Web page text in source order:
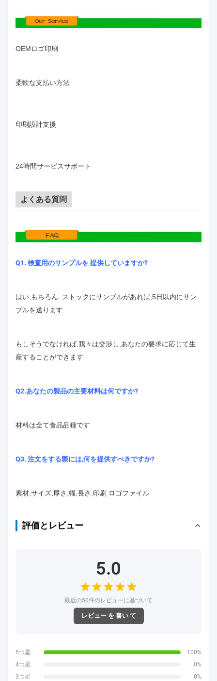
OEMロゴ印刷
柔軟な支払い方法
印刷設計支援
24時間サービスサポート
よくある質問
Q1. 検査用のサンプルを 提供していますか?
はい,もちろん. ストックにサンプルがあれば,5日以内にサン
プルを送ります.
もしそうでなければ,我々は交渉し,あなたの要求に応じて生
産することができます
Q2.あなたの製品の主要材料は何ですか?
材料は全て食品品種です
Q3. 注文をする際には,何を提供すべきですか?
素材,サイズ,厚さ,幅,長さ,印刷 ロゴファイル
評価とレビュー
5.0
最近の50件のレビューに基づいて
レビュー を 書い て
5つ星
100%
4つ星
0%
3つ星
0%